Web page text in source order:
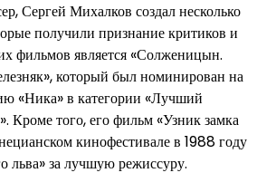
Сергей Михалков создал несколько
получили признание критиков и
фильмов является «Солженицын.
который был номинирован на
«Ника» в категории «Лучший
Кроме того, его фильм «Узник замка
кинофестивале в 1988 году
льва» за лучшую режиссуру.